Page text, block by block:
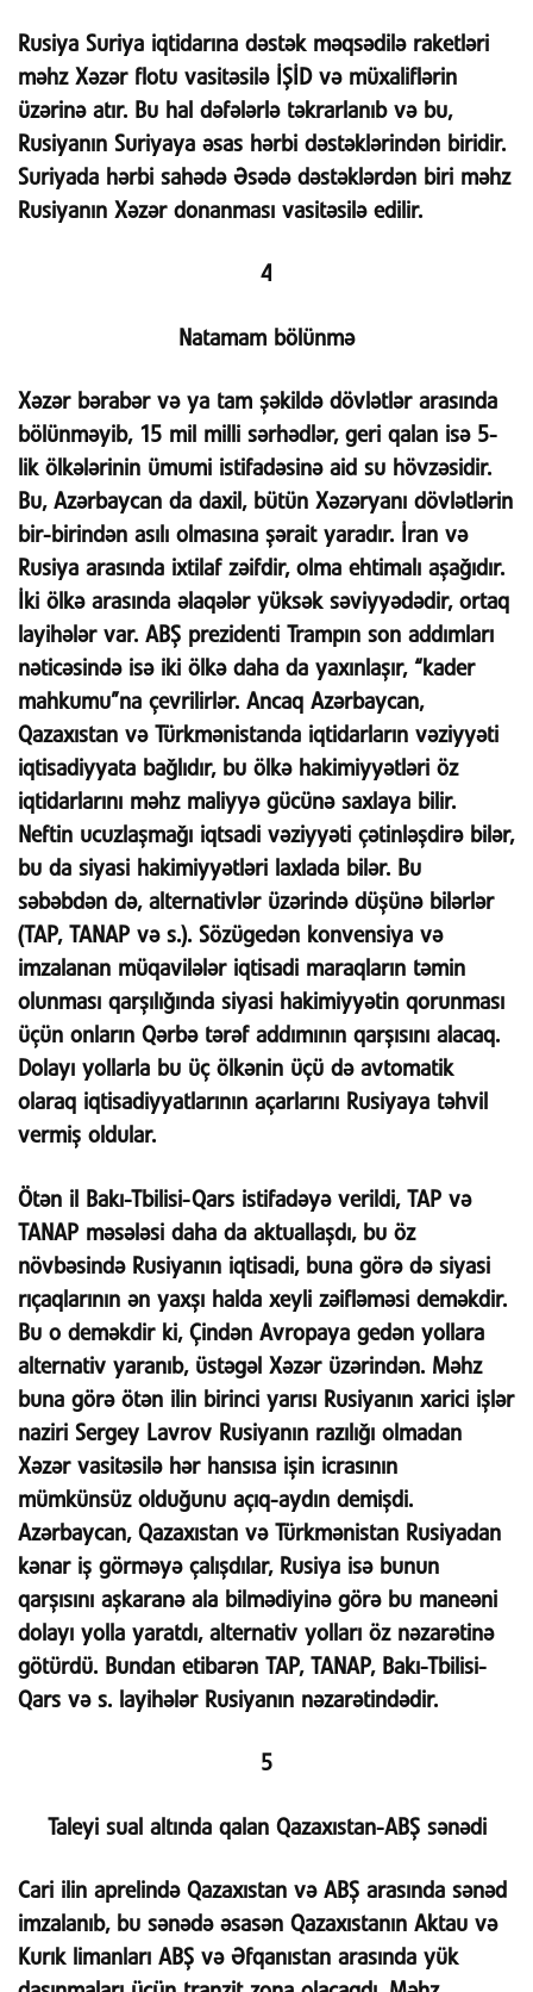
Rusiya Suriya iqtidarına dəstək məqsədilə raketləri
məhz Xəzər flotu vasitəsilə İŞİD və müxaliflərin
üzərinə atır. Bu hal dəfələrlə təkrarlanıb və bu,
Rusiyanın Suriyaya əsas hərbi dəstəklərindən biridir.
Suriyada hərbi sahədə Əsədə dəstəklərdən biri məhz
Rusiyanın Xəzər donanması vasitəsilə edilir.
4
Natamam bölünmə
Xəzər bərabər və ya tam şəkildə dövlətlər arasında
bölünməyib, 15 mil milli sərhədlər, geri qalan isə 5-
lik ölkələrinin ümumi istifadəsinə aid su hövzəsidir.
Bu, Azərbaycan da daxil, bütün Xəzəryanı dövlətlərin
bir-birindən asılı olmasına şərait yaradır. İran və
Rusiya arasında ixtilaf zəifdir, olma ehtimalı aşağıdır.
İki ölkə arasında əlaqələr yüksək səviyyədədir, ortaq
layihələr var. ABŞ prezidenti Trampın son addımları
nəticəsində isə iki ölkə daha da yaxınlaşır, “kader
mahkumu”na çevrilirlər. Ancaq Azərbaycan,
Qazaxıstan və Türkmənistanda iqtidarların vəziyyəti
iqtisadiyyata bağlıdır, bu ölkə hakimiyyətləri öz
iqtidarlarını məhz maliyyə gücünə saxlaya bilir.
Neftin ucuzlaşmağı iqtsadi vəziyyəti çətinləşdirə bilər,
bu da siyasi hakimiyyətləri laxlada bilər. Bu
səbəbdən də, alternativlər üzərində düşünə bilərlər
(TAP, TANAP və s.). Sözügedən konvensiya və
imzalanan müqavilələr iqtisadi maraqların təmin
olunması qarşılığında siyasi hakimiyyətin qorunması
üçün onların Qərbə tərəf addımının qarşısını alacaq.
Dolayı yollarla bu üç ölkənin üçü də avtomatik
olaraq iqtisadiyyatlarının açarlarını Rusiyaya təhvil
vermiş oldular.
Ötən il Bakı-Tbilisi-Qars istifadəyə verildi, TAP və
TANAP məsələsi daha da aktuallaşdı, bu öz
növbəsində Rusiyanın iqtisadi, buna görə də siyasi
rıçaqlarının ən yaxşı halda xeyli zəifləməsi deməkdir.
Bu o deməkdir ki, Çindən Avropaya gedən yollara
alternativ yaranıb, üstəgəl Xəzər üzərindən. Məhz
buna görə ötən ilin birinci yarısı Rusiyanın xarici işlər
naziri Sergey Lavrov Rusiyanın razılığı olmadan
Xəzər vasitəsilə hər hansısa işin icrasının
mümkünsüz olduğunu açıq-aydın demişdi.
Azərbaycan, Qazaxıstan və Türkmənistan Rusiyadan
kənar iş görməyə çalışdılar, Rusiya isə bunun
qarşısını aşkaranə ala bilmədiyinə görə bu maneəni
dolayı yolla yaratdı, alternativ yolları öz nəzarətinə
götürdü. Bundan etibarən TAP, TANAP, Bakı-Tbilisi-
Qars və s. layihələr Rusiyanın nəzarətindədir.
5
Taleyi sual altında qalan Qazaxıstan-ABŞ sənədi
Cari ilin aprelində Qazaxıstan və ABŞ arasında sənəd
imzalanıb, bu sənədə əsasən Qazaxıstanın Aktau və
Kurık limanları ABŞ və Əfqanıstan arasında yük